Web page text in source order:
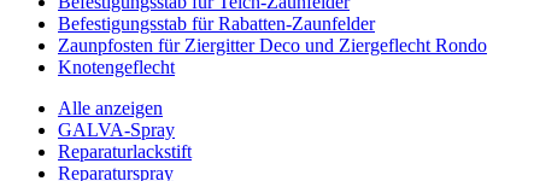
Befestigungsstab für Rabatten-Zaunfelder
Zaunpfosten für Ziergitter Deco und Ziergeflecht Rondo
Knotengeflecht
Alle anzeigen
GALVA-Spray
Reparaturlackstift
Reparaturspray